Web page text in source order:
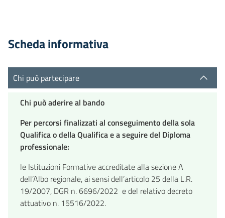
Scheda informativa
Chi può partecipare
Chi può aderire al bando
Per percorsi finalizzati al conseguimento della sola
Qualifica o della Qualifica e a seguire del Diploma
professionale:
le Istituzioni Formative accreditate alla sezione A
dell’Albo regionale, ai sensi dell’articolo 25 della L.R.
19/2007, DGR n. 6696/2022 e del relativo decreto
attuativo n. 15516/2022.